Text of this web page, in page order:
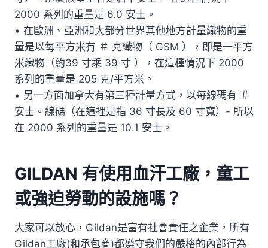
2000 系列的重量是 6.0 安士。
• 在歐洲、亞洲和大部分世界其他地方計量織物的重
量是以每平方米有 ＃ 克織物（ GSM ），即是一平方
米織物（約39 寸乘 39 寸 ），在這種情況下 2000
系列的重量是 205 克/平方米。
• 另一方面加拿大有第三種計量方式，以每線碼有 ＃
安士。線碼（在這裡是指 36 寸長及 60 寸寬）- 所以
在 2000 系列的重量是 10.1 安士。
GILDAN 有使用血汗工廠，童工
或強迫勞動的設施嗎？
大家可以放心，Gildan是富有社會責任之企業，所有
Gildan工廠(和承包商)都遵守我們的嚴格的內部行為